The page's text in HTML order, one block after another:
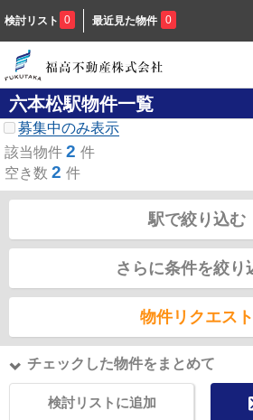
検討リスト 0 最近見た物件 0
六本松駅物件一覧
募集中のみ表示
該当物件 2 件
空き数 2 件
駅で絞り込む
さらに条件を絞り
物件リクエスト
チェックした物件をまとめて
検討リストに追加